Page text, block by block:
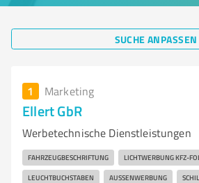
SUCHE ANPASSEN
1 Marketing
Ellert GbR
Werbetechnische Dienstleistungen
FAHRZEUGBESCHRIFTUNG LICHTWERBUNG KFZ-
LEUCHTBUCHSTABEN AUSSENWERBUNG